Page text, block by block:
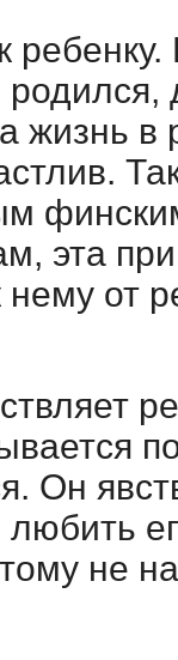
жизнь в
эта
от
Он
не